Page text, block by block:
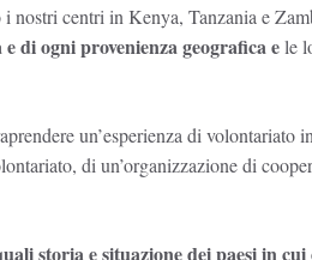
i nostri centri in Kenya, Tanzania e
di ogni provenienza geografica ele
un’esperienza di volontariato
di un’organizzazione di
storia e situazione dei paesi in